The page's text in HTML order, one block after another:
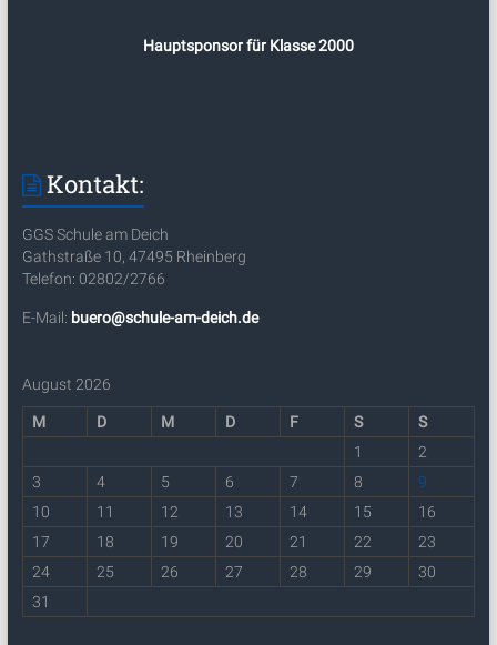
Hauptsponsor für Klasse 2000
Kontakt:
GGS Schule am Deich
Gathstraße 10, 47495 Rheinberg
Telefon: 02802/2766
E-Mail: buero@schule-am-deich.de
August 2026
M D M D F S
S
1
2
3
4 5 6 7 8
9
10
11 12 13 14 15
16
17
18 19 20 21 22
23
24
25 26 27 28 29
30
31